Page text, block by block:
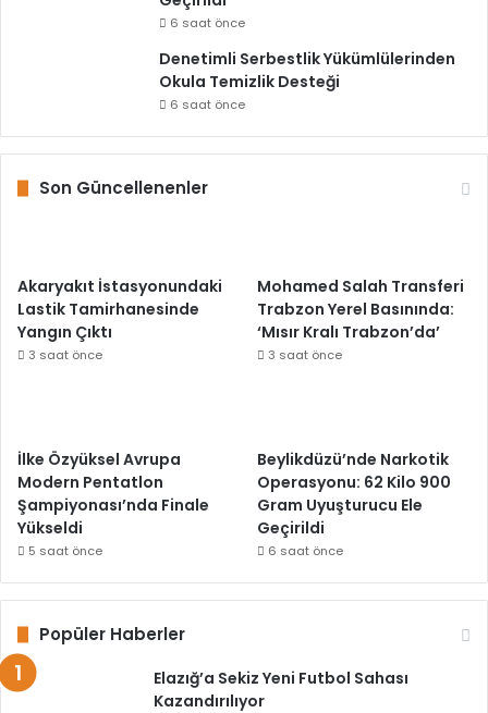
6 saat önce
Denetimli Serbestlik Yükümlülerinden
Okula Temizlik Desteği
6 saat önce
Son Güncellenenler
Akaryakıt İstasyonundaki
Lastik Tamirhanesinde
Yangın Çıktı
3 saat önce
Mohamed Salah Transferi
Trabzon Yerel Basınında:
‘Mısır Kralı Trabzon’da’
3 saat önce
İlke Özyüksel Avrupa
Modern Pentatlon
Şampiyonası’nda Finale
Yükseldi
5 saat önce
Beylikdüzü’nde Narkotik
Operasyonu: 62 Kilo 900
Gram Uyuşturucu Ele
Geçirildi
6 saat önce
Popüler Haberler
Elazığ’a Sekiz Yeni Futbol Sahası
Kazandırılıyor